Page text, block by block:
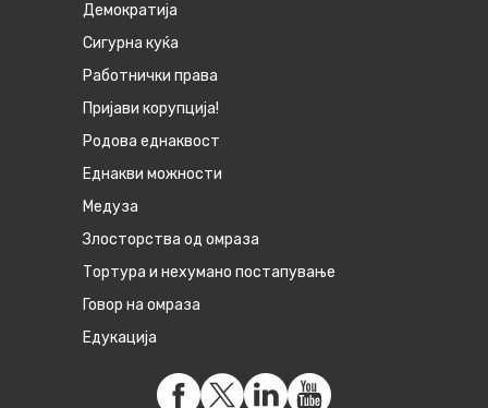
Демократија
Сигурна куќа
Работнички права
Пријави корупција!
Родова еднаквост
Eднакви можности
Медуза
Злосторства од омраза
Тортура и нехумано постапување
Говор на омраза
Едукација